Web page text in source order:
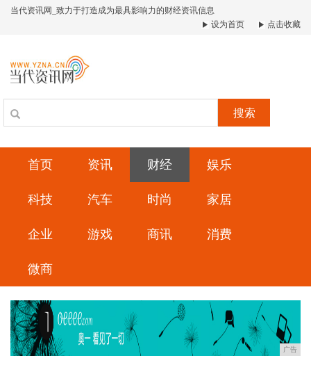
当代资讯网_致力于打造成为最具影响力的财经资讯信息
设为首页
点击收藏
搜索
首页 资讯 财经 娱乐
科技 汽车 时尚 家居
企业 游戏 商讯 消费
微商
广告